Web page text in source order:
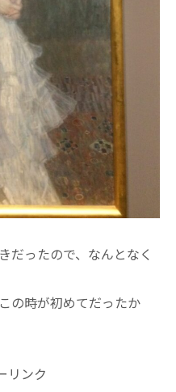
だったので、なんとなく
の時が初めてだったか
リンク